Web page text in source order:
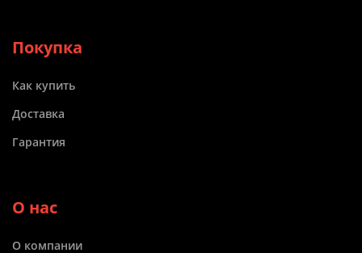
Покупка
Как купить
Доставка
Гарантия
О нас
О компании